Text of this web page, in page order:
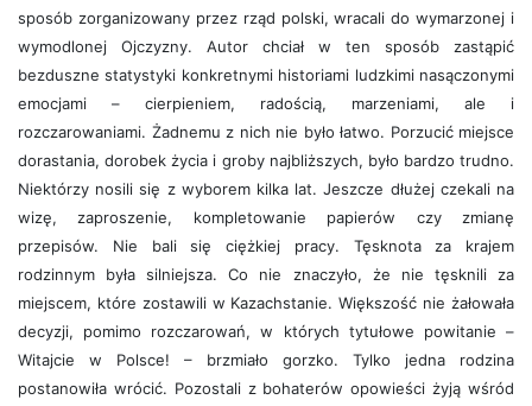
sposób zorganizowany przez rząd polski, wracali do wymarzonej i
wymodlonej Ojczyzny. Autor chciał w ten sposób zastąpić
bezduszne statystyki konkretnymi historiami ludzkimi nasączonymi
emocjami – cierpieniem, radością, marzeniami, ale i
rozczarowaniami. Żadnemu z nich nie było łatwo. Porzucić miejsce
dorastania, dorobek życia i groby najbliższych, było bardzo trudno.
Niektórzy nosili się z wyborem kilka lat. Jeszcze dłużej czekali na
wizę, zaproszenie, kompletowanie papierów czy zmianę
przepisów. Nie bali się ciężkiej pracy. Tęsknota za krajem
rodzinnym była silniejsza. Co nie znaczyło, że nie tęsknili za
miejscem, które zostawili w Kazachstanie. Większość nie żałowała
decyzji, pomimo rozczarowań, w których tytułowe powitanie –
Witajcie w Polsce! – brzmiało gorzko. Tylko jedna rodzina
postanowiła wrócić. Pozostali z bohaterów opowieści żyją wśród